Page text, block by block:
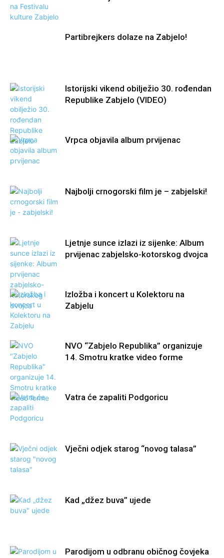
Partibrejkers dolaze na Zabjelo!
Istorijski vikend obilježio 30. rođendan
Republike Zabjelo (VIDEO)
Vrpca objavila album prvijenac
Najbolji crnogorski film je – zabjelski!
Ljetnje sunce izlazi iz sijenke: Album
prvijenac zabjelsko-kotorskog dvojca
Izložba i koncert u Kolektoru na
Zabjelu
NVO “Zabjelo Republika” organizuje
14. Smotru kratke video forme
Vatra će zapaliti Podgoricu
Vječni odjek starog “novog talasa”
Kad „džez buva” ujede
Parodijom u odbranu običnog čovjeka